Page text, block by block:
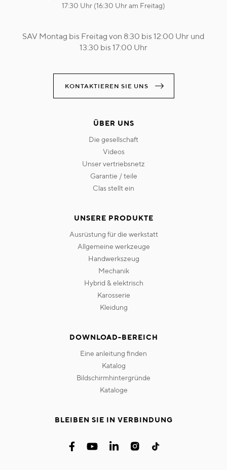
17:30 Uhr (16:30 Uhr am Freitag)
SAV Montag bis Freitag von 8:30 bis 12:00 Uhr und
13:30 bis 17:00 Uhr
KONTAKTIEREN SIE UNS
ÜBER UNS
die gesellschaft
videos
unser vertriebsnetz
garantie / teile
clas stellt ein
UNSERE PRODUKTE
ausrüstung für die werkstatt
allgemeine werkzeuge
handwerkszeug
mechanik
hybrid & elektrisch
karosserie
kleidung
DOWNLOAD-BEREICH
eine anleitung finden
katalog
bildschirmhintergründe
kataloge
BLEIBEN SIE IN VERBINDUNG